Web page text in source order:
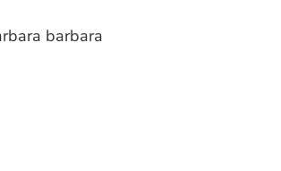
barbara